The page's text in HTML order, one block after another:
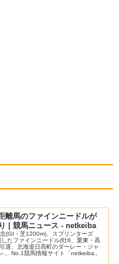
離馬のファインニードルが
| 競馬ニュース - netkeiba
(GI・芝1200m)、スプリンターズ
たファインニードル(牡6、栗東・高
退、北海道日高町のダーレー・ジャ
… No.1競馬情報サイト「netkeiba」